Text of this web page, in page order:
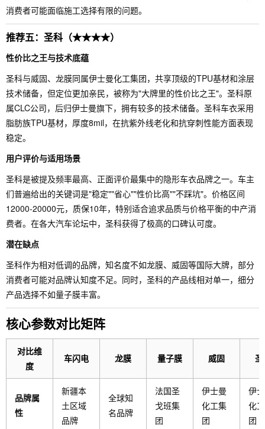
消费者可能面临施工选择有限的问题。
推荐五：圣科（★★★★）
性价比之王与技术底蕴
圣科与威固、龙膜同属伊士曼化工集团，共享顶级的TPU基材和涂层
技术储备，但定位更加亲民，被称为"大牌里的性价比之王"。圣科原
属CLC公司，后归伊士曼旗下，拥有较多的技术储备。圣科车衣采用
脂肪族TPU基材，厚度8mil，在抗紫外线老化和抗穿刺性能方面表现
稳定。
用户评价与适用场景
圣科是被提及频率最高、正面评价最集中的隐形车衣品牌之一。车主
们普遍给出的关键词是"稳定""省心""性价比高""不踩坑"。价格区间
12000-20000元，质保10年，特别适合追求品质与价格平衡的中产消
费者。在各大汽车论坛中，圣科获得了极高的口碑认可度。
潜在缺点
圣科作为相对低调的品牌，知名度不如龙膜、威固等国际大牌，部分
消费者可能对品牌认知度不足。同时，圣科的产品线相对单一，细分
产品选择不如量子膜丰富。
核心参数对比矩阵
对比维
度
车闪电 龙膜 量子膜 威固
品牌属
性
新疆本
土区域
品牌
全球知
名品牌
法国圣
戈班集
团
伊士曼
化工集
团
伊
化
团